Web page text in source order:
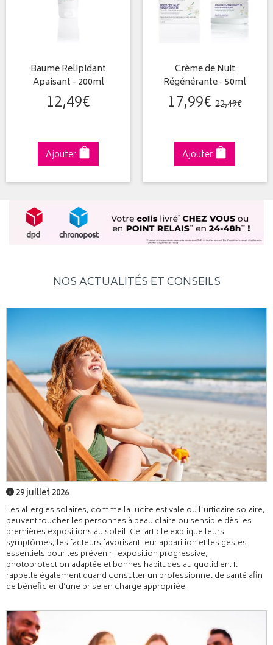
Baume Relipidant
Apaisant - 200ml
12,49€
Ajouter
Crème de Nuit
Régénérante - 50ml
17,99€ 22,49€
Ajouter
NOS ACTUALITÉS ET CONSEILS
29 juillet 2026
Les allergies solaires, comme la lucite estivale ou l’urticaire solaire,
peuvent toucher les personnes à peau claire ou sensible dès les
premières expositions au soleil. Cet article explique leurs
symptômes, les facteurs favorisant leur apparition et les gestes
essentiels pour les prévenir : exposition progressive,
photoprotection adaptée et bonnes habitudes au quotidien. Il
rappelle également quand consulter un professionnel de santé afin
de bénéficier d’une prise en charge appropriée.